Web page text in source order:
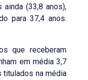
(33,8 anos),
para 37,4 anos.
que receberam
em média 3,7
titulados na média